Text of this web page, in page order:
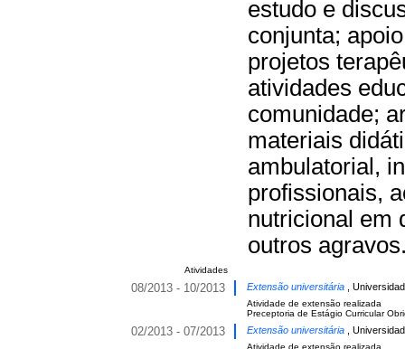
estudo e
conjunta;
projetos
atividades
comunidade;
materiais
ambulatorial,
profissionais,
nutricional em
outros
Atividades
08/2013 - 10/2013 Extensão universitária ,
Atividade de extensão realizada
Preceptoria de Estágio Curricular
02/2013 - 07/2013 Extensão universitária ,
Atividade de extensão realizada